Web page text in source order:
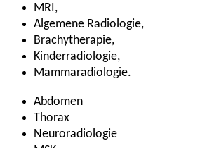
MRI,
Algemene Radiologie,
Brachytherapie,
Kinderradiologie,
Mammaradiologie.
Abdomen
Thorax
Neuroradiologie